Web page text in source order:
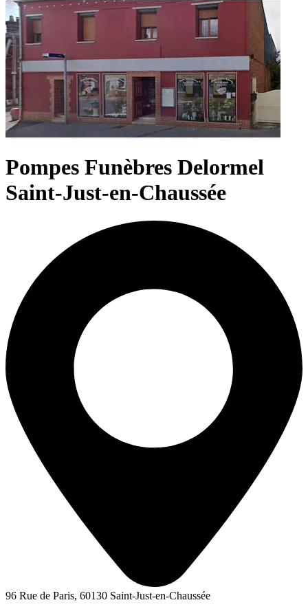
Pompes Funèbres Delormel
Saint-Just-en-Chaussée
96 Rue de Paris, 60130 Saint-Just-en-Chaussée